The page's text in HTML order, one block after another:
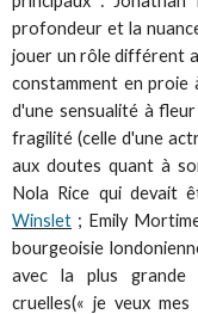
profondeur et la
jouer un rôle différent
constamment en proie
d'une sensualité à
fragilité (celle d'une
aux doutes quant à
Nola Rice qui devait
Winslet ; Emily
bourgeoisie
avec la plus grande
cruelles(« je veux